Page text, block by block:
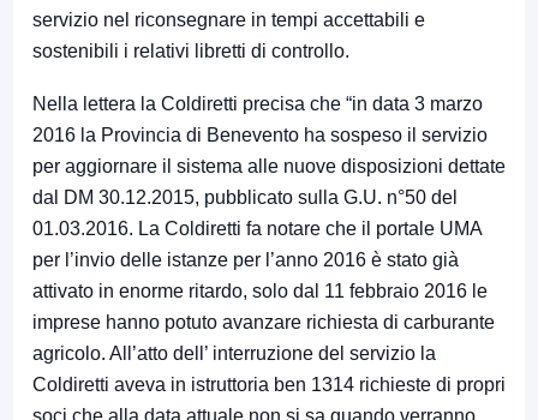
servizio nel riconsegnare in tempi accettabili e
sostenibili i relativi libretti di controllo.
Nella lettera la Coldiretti precisa che “in data 3 marzo
2016 la Provincia di Benevento ha sospeso il servizio
per aggiornare il sistema alle nuove disposizioni dettate
dal DM 30.12.2015, pubblicato sulla G.U. n°50 del
01.03.2016. La Coldiretti fa notare che il portale UMA
per l’invio delle istanze per l’anno 2016 è stato già
attivato in enorme ritardo, solo dal 11 febbraio 2016 le
imprese hanno potuto avanzare richiesta di carburante
agricolo. All’atto dell’ interruzione del servizio la
Coldiretti aveva in istruttoria ben 1314 richieste di propri
soci che alla data attuale non si sa quando verranno